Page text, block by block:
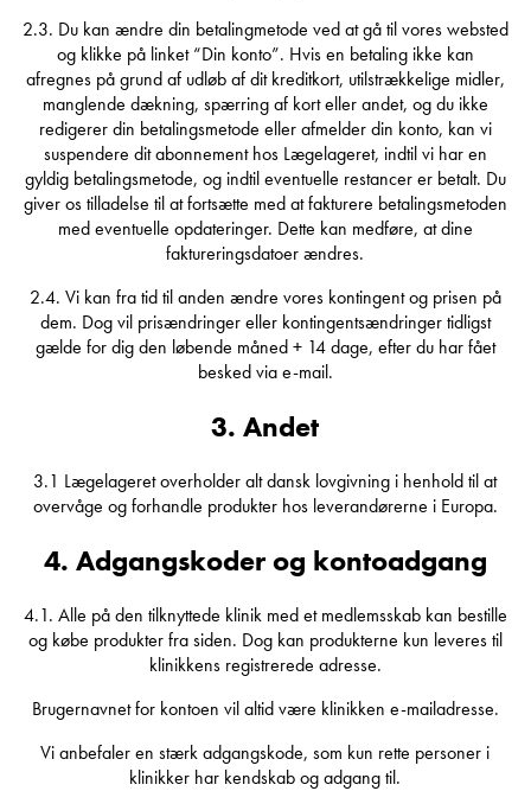
2.3. Du kan ændre din betalingmetode ved at gå til vores websted
og klikke på linket “Din konto”. Hvis en betaling ikke kan
afregnes på grund af udløb af dit kreditkort, utilstrækkelige midler,
manglende dækning, spærring af kort eller andet, og du ikke
redigerer din betalingsmetode eller afmelder din konto, kan vi
suspendere dit abonnement hos Lægelageret, indtil vi har en
gyldig betalingsmetode, og indtil eventuelle restancer er betalt. Du
giver os tilladelse til at fortsætte med at fakturere betalingsmetoden
med eventuelle opdateringer. Dette kan medføre, at dine
faktureringsdatoer ændres.
2.4. Vi kan fra tid til anden ændre vores kontingent og prisen på
dem. Dog vil prisændringer eller kontingentsændringer tidligst
gælde for dig den løbende måned + 14 dage, efter du har fået
besked via e-mail.
3. Andet
3.1 Lægelageret overholder alt dansk lovgivning i henhold til at
overvåge og forhandle produkter hos leverandørerne i Europa.
4. Adgangskoder og kontoadgang
4.1. Alle på den tilknyttede klinik med et medlemsskab kan bestille
og købe produkter fra siden. Dog kan produkterne kun leveres til
klinikkens registrerede adresse.
Brugernavnet for kontoen vil altid være klinikken e-mailadresse.
Vi anbefaler en stærk adgangskode, som kun rette personer i
klinikker har kendskab og adgang til.